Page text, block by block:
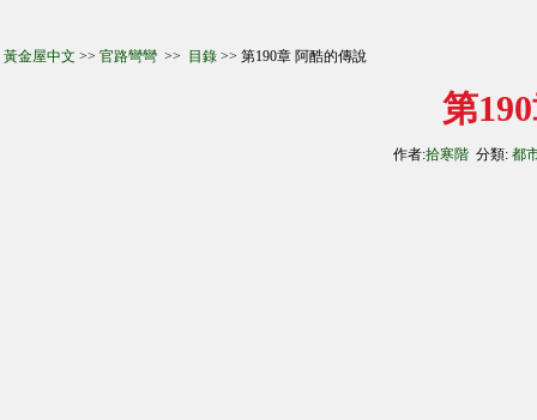
黃金屋中文 >> 官路彎彎 >> 目錄 >> 第190章 阿酷的傳說
第
作者:拾寒階 分類: 都